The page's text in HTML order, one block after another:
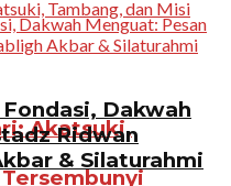
Akatsuki,
Dakwah
Ridwan
& Silaturahmi